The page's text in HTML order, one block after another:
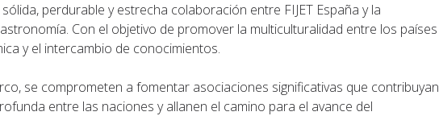
perdurable y estrecha colaboración entre FIJET España y la
Con el objetivo de promover la multiculturalidad entre los países
y el intercambio de conocimientos.
se comprometen a fomentar asociaciones significativas que contribuyan
entre las naciones y allanen el camino para el avance del